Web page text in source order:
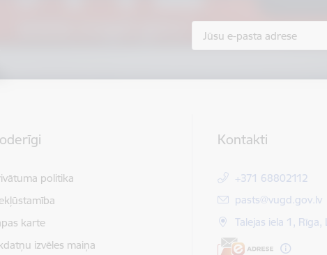
politika
karte
izvēles maiņa
Kontakti
+371 68802112
E-pasts:
pasts@vugd.gov.lv
Talejas iela 1, Rīga,